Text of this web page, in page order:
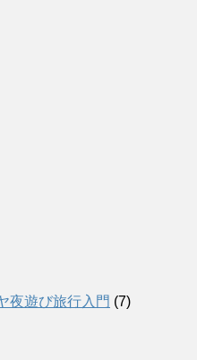
夜遊び旅行入門 (7)